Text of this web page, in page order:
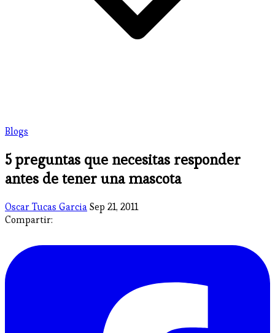
Blogs
5 preguntas que necesitas responder
antes de tener una mascota
Oscar Tucas GarciaSep 21, 2011
Compartir: